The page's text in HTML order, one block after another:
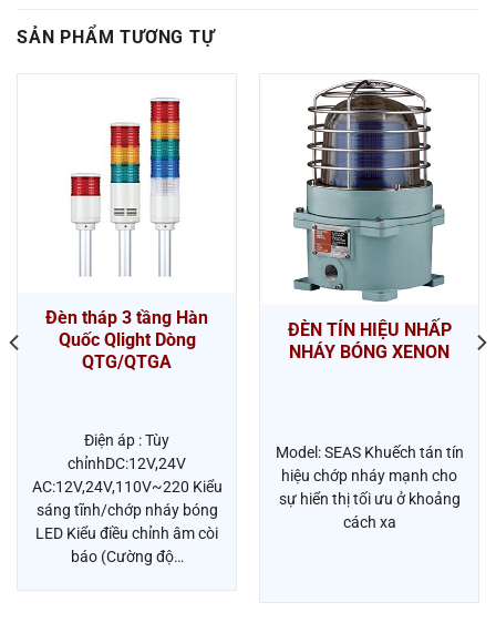
SẢN PHẨM TƯƠNG TỰ
Đèn tháp 3 tầng Hàn
Quốc Qlight Dòng
QTG/QTGA
Điện áp : Tùy
chỉnhDC:12V,24V
AC:12V,24V,110V~220 Kiểu
sáng tĩnh/chớp nháy bóng
LED Kiểu điều chỉnh âm còi
báo (Cường độ…
ĐÈN TÍN HIỆU NHẤP
NHÁY BÓNG XENON
Model: SEAS Khuếch tán tín
hiệu chớp nháy mạnh cho
sự hiển thị tối ưu ở khoảng
cách xa